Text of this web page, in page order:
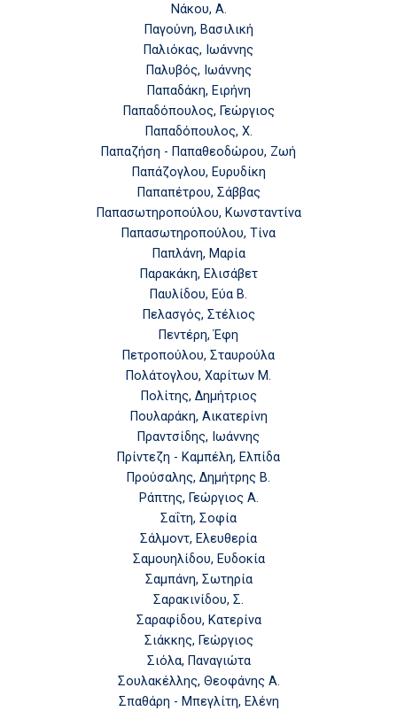
Νάκου, Α.
Παγούνη, Βασιλική
Παλιόκας, Ιωάννης
Παλυβός, Ιωάννης
Παπαδάκη, Ειρήνη
Παπαδόπουλος, Γεώργιος
Παπαδόπουλος, Χ.
Παπαζήση - Παπαθεοδώρου, Ζωή
Παπάζογλου, Ευρυδίκη
Παπαπέτρου, Σάββας
Παπασωτηροπούλου, Κωνσταντίνα
Παπασωτηροπούλου, Τίνα
Παπλάνη, Μαρία
Παρακάκη, Ελισάβετ
Παυλίδου, Εύα Β.
Πελασγός, Στέλιος
Πεντέρη, Έφη
Πετροπούλου, Σταυρούλα
Πολάτογλου, Χαρίτων Μ.
Πολίτης, Δημήτριος
Πουλαράκη, Αικατερίνη
Πραντσίδης, Ιωάννης
Πρίντεζη - Καμπέλη, Ελπίδα
Προύσαλης, Δημήτρης Β.
Ράπτης, Γεώργιος Α.
Σαΐτη, Σοφία
Σάλμοντ, Ελευθερία
Σαμουηλίδου, Ευδοκία
Σαμπάνη, Σωτηρία
Σαρακινίδου, Σ.
Σαραφίδου, Κατερίνα
Σιάκκης, Γεώργιος
Σιόλα, Παναγιώτα
Σουλακέλλης, Θεοφάνης Α.
Σπαθάρη - Μπεγλίτη, Ελένη